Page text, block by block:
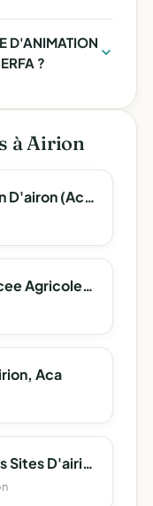
D'ANIMATION
?
à Airion
Association De Cooperation D'airon (Acoopa)
Association Sportive Du Lycee Agricole D'airion
Aca
Association De Defense Des Sites D'airion, De La Vallee De L'arre Et Leurs Alentours A.d.s.a.v.a.